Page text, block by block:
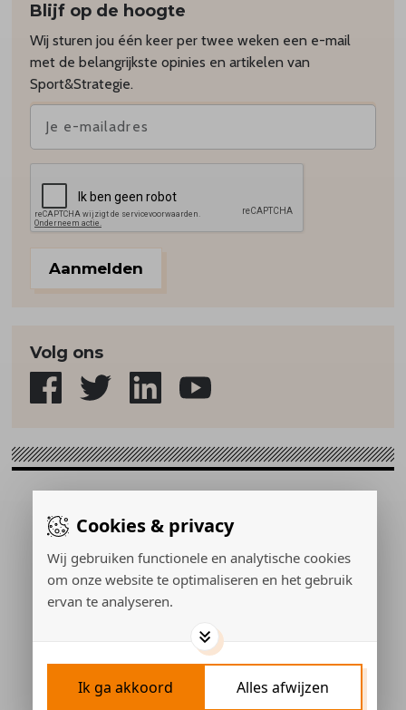
Cookies & privacy
Wij gebruiken functionele en analytische cookies
om onze website te optimaliseren en het gebruik
ervan te analyseren.
Ik ga akkoord Alles afwijzen
Blijf op de hoogte
Wij sturen jou één keer per twee weken een e-mail
met de belangrijkste opinies en artikelen van
Sport&Strategie.
Aanmelden
Volg ons
Gerealiseerd door:
PRIVACY POLICY
COOKIES